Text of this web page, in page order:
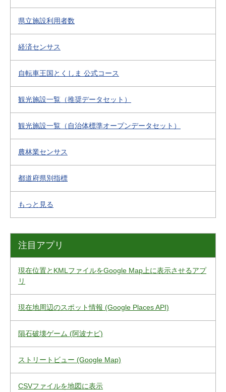
県立施設利用者数
経済センサス
自転車王国とくしま 公式コース
観光施設一覧（推奨データセット）
観光施設一覧（自治体標準オープンデータセット）
農林業センサス
都道府県別指標
もっと見る
注目アプリ
現在位置とKMLファイルをGoogle Map上に表示させるアプ
リ
現在地周辺のスポット情報 (Google Places API)
隕石破壊ゲーム (阿波ナビ)
ストリートビュー (Google Map)
CSVファイルを地図に表示